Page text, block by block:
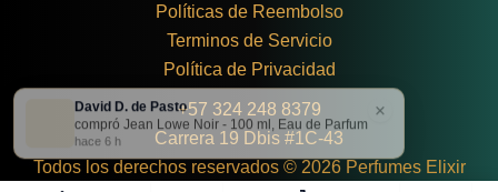
Políticas de Reembolso
Terminos de Servicio
Política de Privacidad
+57 324 248 8379
Carrera 19 Dbis #1C-43
Todos los derechos reservados © 2026 Perfumes Elixir
David D. de Pasto
compró Jean Lowe Noir - 100 ml, Eau de Parfum
hace 6 h
×